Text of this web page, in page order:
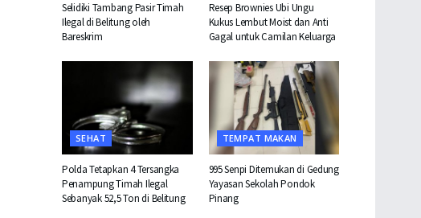
Selidiki Tambang Pasir Timah
Ilegal di Belitung oleh
Bareskrim
Resep Brownies Ubi Ungu
Kukus Lembut Moist dan Anti
Gagal untuk Camilan Keluarga
SEHAT
Polda Tetapkan 4 Tersangka
Penampung Timah Ilegal
Sebanyak 52,5 Ton di Belitung
TEMPAT MAKAN
995 Senpi Ditemukan di Gedung
Yayasan Sekolah Pondok
Pinang